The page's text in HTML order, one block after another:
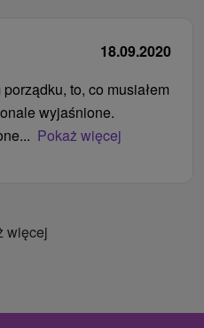
18.09.2020
to, co musiałem
wyjaśnione.
Pokaż więcej
więcej